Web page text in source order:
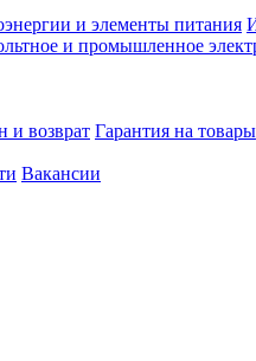
и элементы питания
и промышленное
и возврат Гарантия на товары
Вакансии